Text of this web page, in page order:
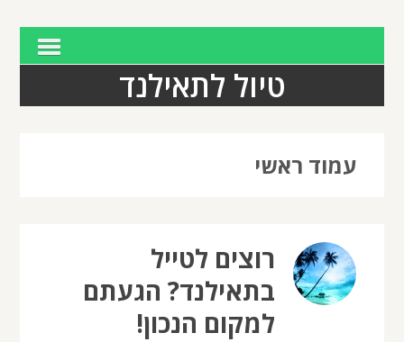
טיול לתאילנד
עמוד ראשי
רוצים לטייל
בתאילנד? הגעתם
למקום הנכון!